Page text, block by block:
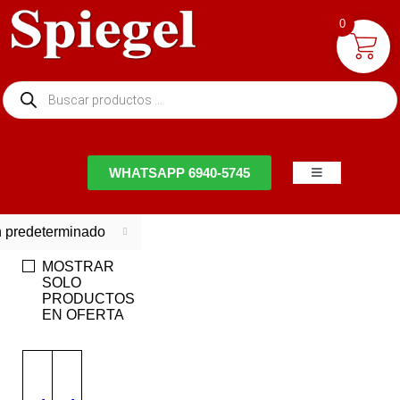
WHATSAPP 6940-5745
predeterminado
MOSTRAR
SOLO
PRODUCTOS
EN OFERTA
0